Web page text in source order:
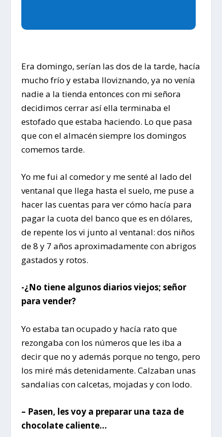
Era domingo, serían las dos de la tarde, hacía
mucho frío y estaba lloviznando, ya no venía
nadie a la tienda entonces con mi señora
decidimos cerrar así ella terminaba el
estofado que estaba haciendo. Lo que pasa
que con el almacén siempre los domingos
comemos tarde.
Yo me fui al comedor y me senté al lado del
ventanal que llega hasta el suelo, me puse a
hacer las cuentas para ver cómo hacía para
pagar la cuota del banco que es en dólares,
de repente los vi junto al ventanal: dos niños
de 8 y 7 años aproximadamente con abrigos
gastados y rotos.
-¿No tiene algunos diarios viejos; señor
para vender?
Yo estaba tan ocupado y hacía rato que
rezongaba con los números que les iba a
decir que no y además porque no tengo, pero
los miré más detenidamente. Calzaban unas
sandalias con calcetas, mojadas y con lodo.
– Pasen, les voy a preparar una taza de
chocolate caliente…